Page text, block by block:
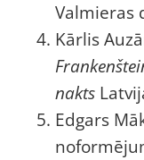
Valmieras
Kārlis
nakts
Edgars